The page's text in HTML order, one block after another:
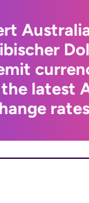
latest